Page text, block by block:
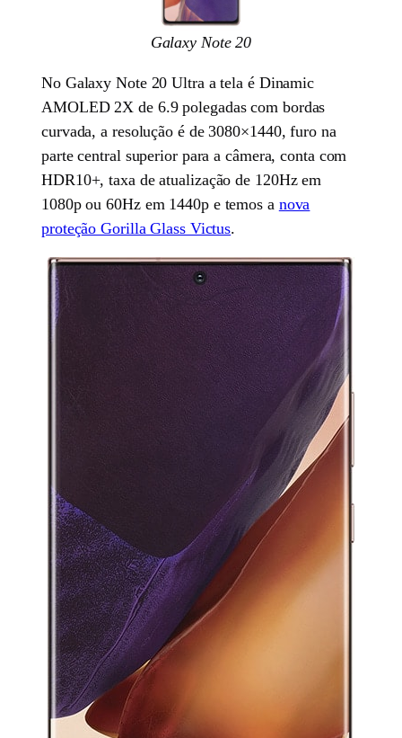
Galaxy Note 20
No Galaxy Note 20 Ultra a tela é Dinamic
AMOLED 2X de 6.9 polegadas com bordas
curvada, a resolução é de 3080×1440, furo na
parte central superior para a câmera, conta com
HDR10+, taxa de atualização de 120Hz em
1080p ou 60Hz em 1440p e temos a nova
proteção Gorilla Glass Victus.